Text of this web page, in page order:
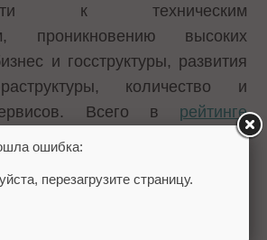
к техническим
проникновению высоких
и госструктуры, развития
количество и
Всего в рейтинге
Первая десятка состоит
стран, за исключением
5 месте, США заняли лишь 9
ошибка:
перезагрузите страницу.